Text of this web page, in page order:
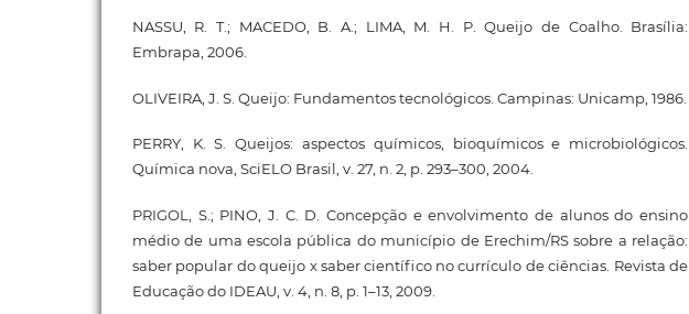
NASSU, R. T.; MACEDO, B. A.; LIMA, M. H. P. Queijo de Coalho. Brasília:
Embrapa, 2006.
OLIVEIRA, J. S. Queijo: Fundamentos tecnológicos. Campinas: Unicamp, 1986.
PERRY, K. S. Queijos: aspectos químicos, bioquímicos e microbiológicos.
Química nova, SciELO Brasil, v. 27, n. 2, p. 293–300, 2004.
PRIGOL, S.; PINO, J. C. D. Concepção e envolvimento de alunos do ensino
médio de uma escola pública do município de Erechim/RS sobre a relação:
saber popular do queijo x saber científico no currículo de ciências. Revista de
Educação do IDEAU, v. 4, n. 8, p. 1–13, 2009.